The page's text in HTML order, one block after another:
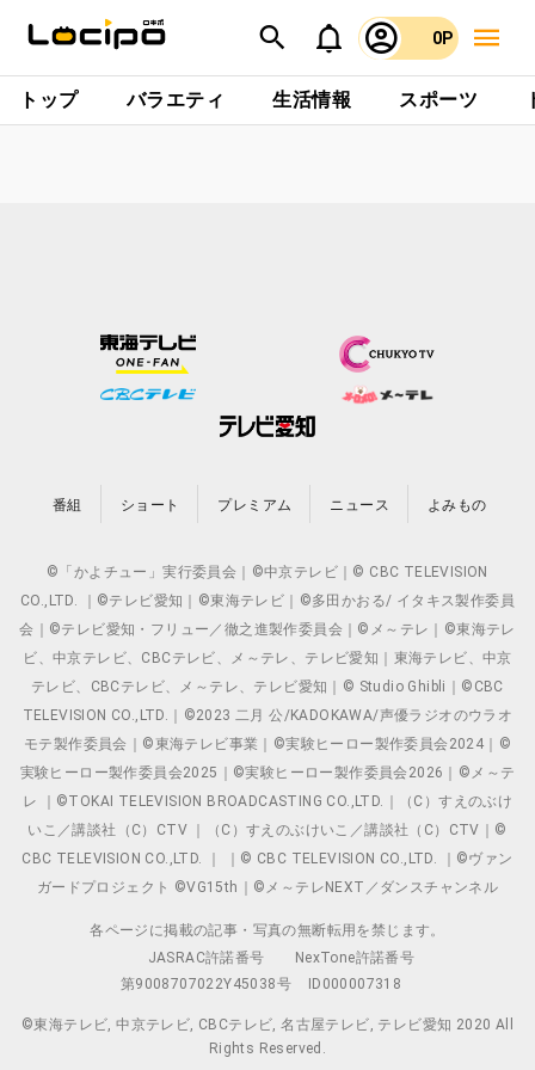
0P
トップ バラエティ 生活情報 スポーツ
番組 ショート プレミアム ニュース よみもの
©「かよチュー」実行委員会｜©中京テレビ｜© CBC TELEVISION
CO.,LTD. ｜©テレビ愛知｜©東海テレビ｜©多田かおる/ イタキス製作委員
会｜©テレビ愛知・フリュー／徹之進製作委員会｜©メ～テレ｜©東海テレ
ビ、中京テレビ、CBCテレビ、メ～テレ、テレビ愛知｜東海テレビ、中京
テレビ、CBCテレビ、メ～テレ、テレビ愛知｜© Studio Ghibli｜©CBC
TELEVISION CO.,LTD.｜©2023 二月 公/KADOKAWA/声優ラジオのウラオ
モテ製作委員会｜©東海テレビ事業｜©実験ヒーロー製作委員会2024｜©
実験ヒーロー製作委員会2025｜©実験ヒーロー製作委員会2026｜©メ～テ
レ ｜©TOKAI TELEVISION BROADCASTING CO.,LTD.｜（C）すえのぶけ
いこ／講談社（C）CTV ｜（C）すえのぶけいこ／講談社（C）CTV｜©
CBC TELEVISION CO.,LTD. ｜ ｜© CBC TELEVISION CO.,LTD. ｜©ヴァン
ガードプロジェクト ©VG15th｜©メ～テレNEXT／ダンスチャンネル
各ページに掲載の記事・写真の無断転用を禁じます。
JASRAC許諾番号
NexTone許諾番号
第9008707022Y45038号
ID000007318
©東海テレビ, 中京テレビ, CBCテレビ, 名古屋テレビ, テレビ愛知 2020 All
Rights Reserved.